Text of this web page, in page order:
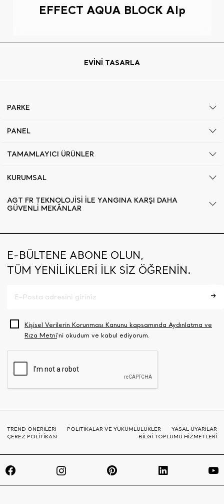
EFFECT AQUA BLOCK Alp
EVİNİ TASARLA
PARKE
PANEL
TAMAMLAYICI ÜRÜNLER
KURUMSAL
AGT FR TEKNOLOJİSİ İLE YANGINA KARŞI DAHA
GÜVENLİ MEKÂNLAR
E-BÜLTENE ABONE OLUN,
TÜM YENİLİKLERİ İLK SİZ ÖĞRENİN.
Kişisel Verilerin Korunması Kanunu kapsamında Aydınlatma ve
Rıza Metni‘ni okudum ve kabul ediyorum.
TREND ÖNERİLERİ POLİTİKALAR VE YÜKÜMLÜLÜKLER
YASAL UYARILAR
ÇEREZ POLİTİKASI
BİLGİ TOPLUMU HİZMETLERİ